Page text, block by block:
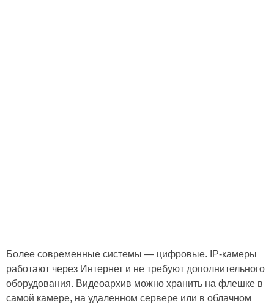
Более современные системы — цифровые. IP-камеры
работают через Интернет и не требуют дополнительного
оборудования. Видеоархив можно хранить на флешке в
самой камере, на удаленном сервере или в облачном